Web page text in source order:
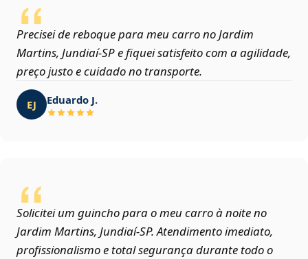
Precisei de reboque para meu carro no Jardim
Martins, Jundiaí‑SP e fiquei satisfeito com a agilidade,
preço justo e cuidado no transporte.
EJ Eduardo J.
Solicitei um guincho para o meu carro à noite no
Jardim Martins, Jundiaí‑SP. Atendimento imediato,
profissionalismo e total segurança durante todo o